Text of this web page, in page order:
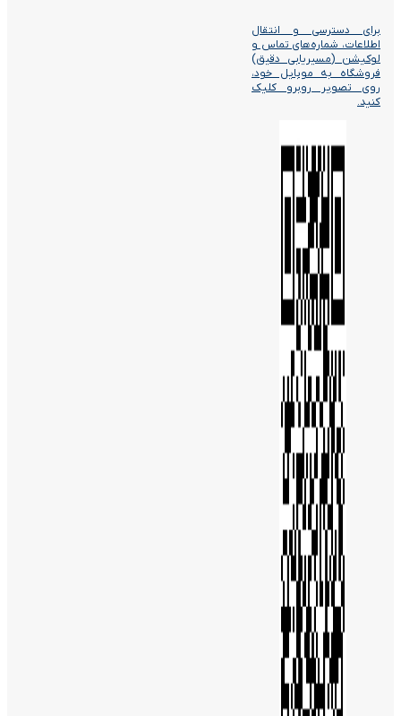
برای دسترسی و انتقال
اطلاعات، شماره‌های تماس و
لوکیشن (مسیریابی دقیق)
فروشگاه به موبایل خود،
روی تصویر روبرو کلیک
کنید.